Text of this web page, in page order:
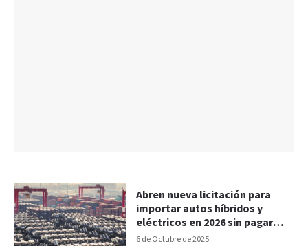
6 de Octubre de 2025
Abren nueva licitación para
importar autos híbridos y
eléctricos en 2026 sin pagar
aranceles